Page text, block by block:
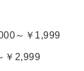
～￥1,999
￥2,999